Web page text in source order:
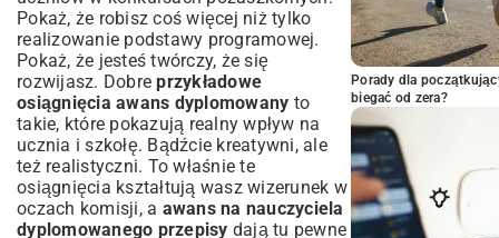
Pokaż, że robisz coś więcej niż tylko
realizowanie podstawy programowej.
Pokaż, że jesteś twórczy, że się
rozwijasz. Dobreprzykładowe
osiągnięcia awans dyplomowany to
takie, które pokazują realny wpływ na
ucznia i szkołę. Bądźcie kreatywni, ale
też realistyczni. To właśnie te
osiągnięcia kształtują wasz wizerunek w
oczach komisji, a awans na nauczyciela
dyplomowanego przepisy dają tu pewne
Porady dla
biegać od zera?